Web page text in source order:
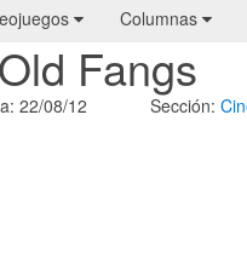
Columnas
Fangs
22/08/12 Sección: